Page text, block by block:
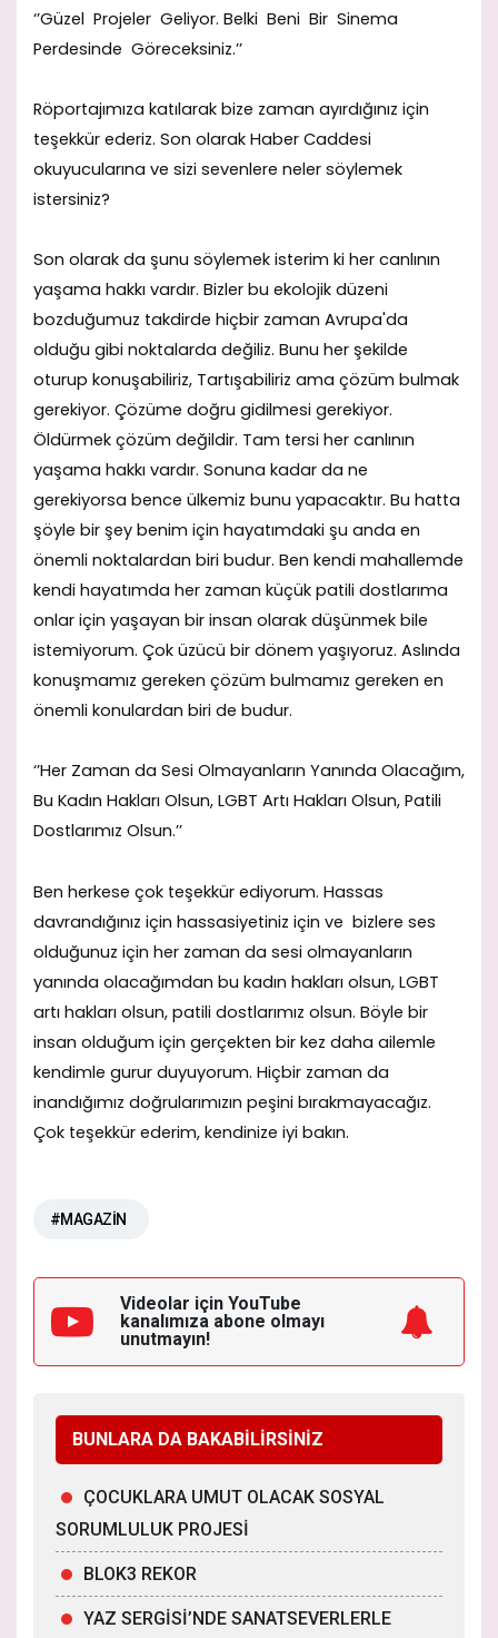
‘’Güzel Projeler Geliyor. Belki Beni Bir Sinema
Perdesinde Göreceksiniz.’’
Röportajımıza katılarak bize zaman ayırdığınız için
teşekkür ederiz. Son olarak Haber Caddesi
okuyucularına ve sizi sevenlere neler söylemek
istersiniz?
Son olarak da şunu söylemek isterim ki her canlının
yaşama hakkı vardır. Bizler bu ekolojik düzeni
bozduğumuz takdirde hiçbir zaman Avrupa'da
olduğu gibi noktalarda değiliz. Bunu her şekilde
oturup konuşabiliriz, Tartışabiliriz ama çözüm bulmak
gerekiyor. Çözüme doğru gidilmesi gerekiyor.
Öldürmek çözüm değildir. Tam tersi her canlının
yaşama hakkı vardır. Sonuna kadar da ne
gerekiyorsa bence ülkemiz bunu yapacaktır. Bu hatta
şöyle bir şey benim için hayatımdaki şu anda en
önemli noktalardan biri budur. Ben kendi mahallemde
kendi hayatımda her zaman küçük patili dostlarıma
onlar için yaşayan bir insan olarak düşünmek bile
istemiyorum. Çok üzücü bir dönem yaşıyoruz. Aslında
konuşmamız gereken çözüm bulmamız gereken en
önemli konulardan biri de budur.
‘’Her Zaman da Sesi Olmayanların Yanında Olacağım,
Bu Kadın Hakları Olsun, LGBT Artı Hakları Olsun, Patili
Dostlarımız Olsun.’’
Ben herkese çok teşekkür ediyorum. Hassas
davrandığınız için hassasiyetiniz için ve bizlere ses
olduğunuz için her zaman da sesi olmayanların
yanında olacağımdan bu kadın hakları olsun, LGBT
artı hakları olsun, patili dostlarımız olsun. Böyle bir
insan olduğum için gerçekten bir kez daha ailemle
kendimle gurur duyuyorum. Hiçbir zaman da
inandığımız doğrularımızın peşini bırakmayacağız.
Çok teşekkür ederim, kendinize iyi bakın.
#MAGAZİN
Videolar için YouTube
kanalımıza abone olmayı
unutmayın!
BUNLARA DA BAKABİLİRSİNİZ
ÇOCUKLARA UMUT OLACAK SOSYAL
SORUMLULUK PROJESİ
BLOK3 REKOR
YAZ SERGİSİ’NDE SANATSEVERLERLE